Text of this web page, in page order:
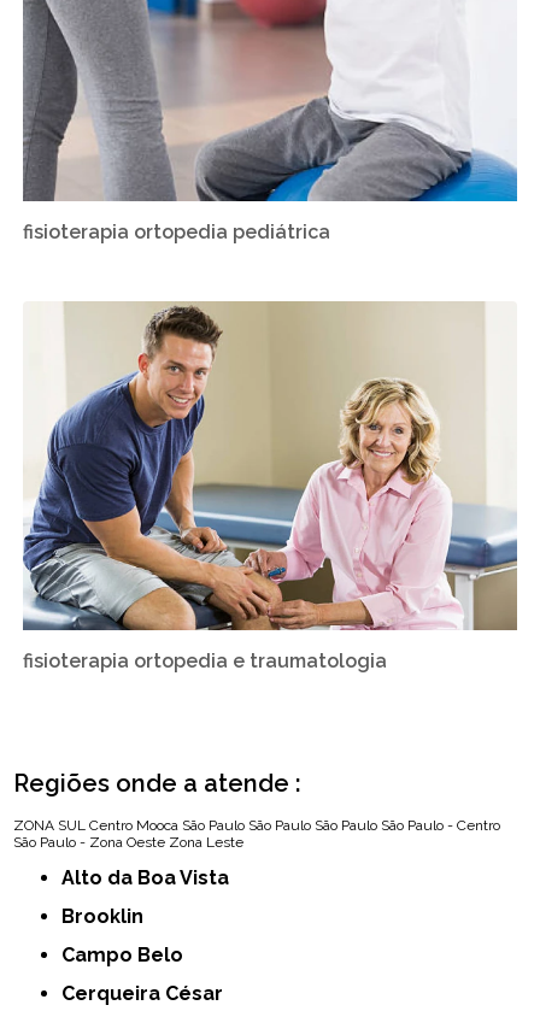
fisioterapia ortopedia pediátrica
fisioterapia ortopedia e traumatologia
Regiões onde a atende :
ZONA SUL Centro Mooca São Paulo São Paulo São Paulo São Paulo - Centro
São Paulo - Zona Oeste Zona Leste
Alto da Boa Vista
Brooklin
Campo Belo
Cerqueira César